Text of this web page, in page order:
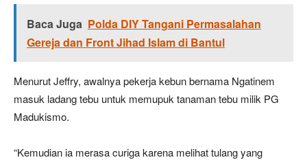
Baca Juga Polda DIY Tangani Permasalahan
Gereja dan Front Jihad Islam di Bantul
Menurut Jeffry, awalnya pekerja kebun bernama Ngatinem
masuk ladang tebu untuk memupuk tanaman tebu milik PG
Madukismo.
“Kemudian ia merasa curiga karena melihat tulang yang